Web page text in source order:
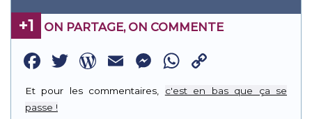
+1 ON PARTAGE, ON COMMENTE
Facebook
Twitter
WordPress
EmailMessenger
WhatsApp
Link
Et pour les commentaires, c'est en bas que ça se
passe !